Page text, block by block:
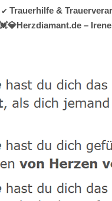
Trauerhilfe &
–